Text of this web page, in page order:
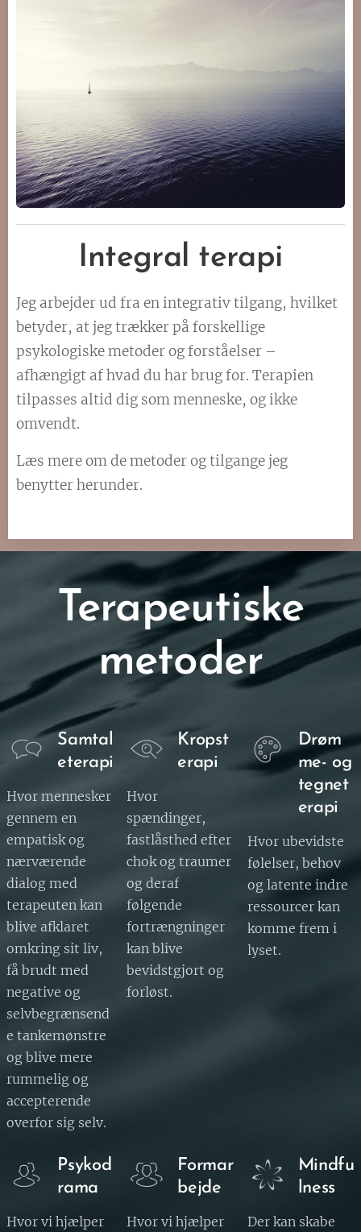
Integral terapi
Jeg arbejder ud fra en integrativ tilgang, hvilket
betyder, at jeg trækker på forskellige
psykologiske metoder og forståelser –
afhængigt af hvad du har brug for. Terapien
tilpasses altid dig som menneske, og ikke
omvendt.
Læs mere om de metoder og tilgange jeg
benytter herunder.
Terapeutiske
metoder
Samtal
eterapi
Hvor mennesker
gennem en
empatisk og
nærværende
dialog med
terapeuten kan
blive afklaret
omkring sit liv,
få brudt med
negative og
selvbegrænsend
e tankemønstre
og blive mere
rummelig og
accepterende
overfor sig selv.
Kropst
erapi
Hvor
spændinger,
fastlåsthed efter
chok og traumer
og deraf
følgende
fortrængninger
kan blive
bevidstgjort og
forløst.
Drøm
me- og
tegnet
erapi
Hvor ubevidste
følelser, behov
og latente indre
ressourcer kan
komme frem i
lyset.
Psykod
rama
Hvor vi hjælper
Formar
bejde
Hvor vi hjælper
Mindfu
lness
Der kan skabe